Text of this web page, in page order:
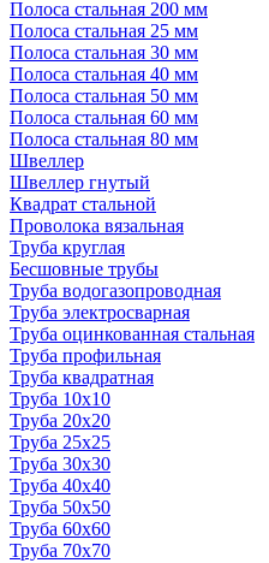
Полоса стальная 200 мм
Полоса стальная 25 мм
Полоса стальная 30 мм
Полоса стальная 40 мм
Полоса стальная 50 мм
Полоса стальная 60 мм
Полоса стальная 80 мм
Швеллер
Швеллер гнутый
Квадрат стальной
Проволока вязальная
Труба круглая
Бесшовные трубы
Труба водогазопроводная
Труба электросварная
Труба оцинкованная стальная
Труба профильная
Труба квадратная
Труба 10x10
Труба 20x20
Труба 25x25
Труба 30x30
Труба 40x40
Труба 50x50
Труба 60x60
Труба 70x70